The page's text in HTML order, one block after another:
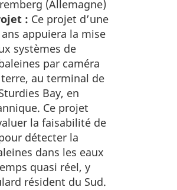
(Allemagne)
: Ce projet d’une
appuiera la mise
systèmes de
par caméra
au terminal de
Bay, en
Ce projet
la faisabilité de
détecter la
dans les eaux
quasi réel, y
résident du Sud.